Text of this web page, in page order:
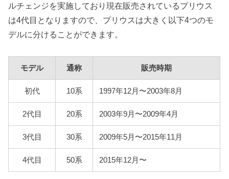
ルチェンジを実施しており現在販売されているプリウス
は4代目となりますので、プリウスは大きく以下4つのモ
デルに分けることができます。
モデル 通称 販売時期
初代 10系 1997年12月〜2003年8月
2代目 20系 2003年9月〜2009年4月
3代目 30系 2009年5月〜2015年11月
4代目 50系 2015年12月〜